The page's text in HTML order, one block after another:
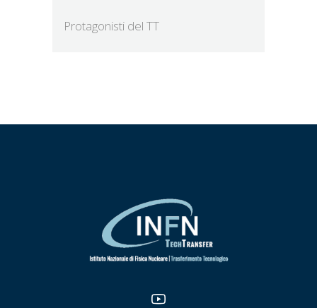
Protagonisti del TT